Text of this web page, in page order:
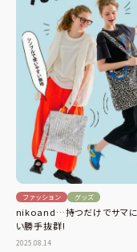
ファッション グッズ
nikoand…持つだけでサマ
い勝手抜群!
2025.08.14